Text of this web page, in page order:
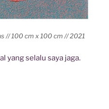
// 100 cm x 100 cm // 2021
yang selalu saya jaga.